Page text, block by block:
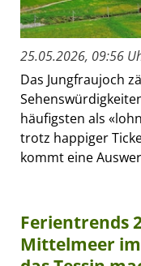
25.05.2026, 09:56
Das Jungfraujoch
häufigsten als
trotz happiger
kommt eine
Ferientrends
Mittelmeer